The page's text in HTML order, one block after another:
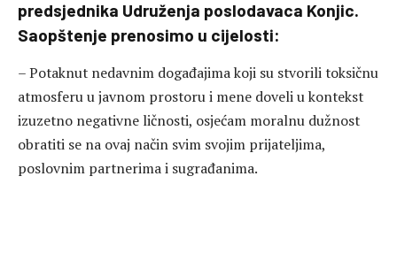
predsjednika Udruženja poslodavaca Konjic.
Saopštenje prenosimo u cijelosti:
– Potaknut nedavnim događajima koji su stvorili toksičnu
atmosferu u javnom prostoru i mene doveli u kontekst
izuzetno negativne ličnosti, osjećam moralnu dužnost
obratiti se na ovaj način svim svojim prijateljima,
poslovnim partnerima i sugrađanima.